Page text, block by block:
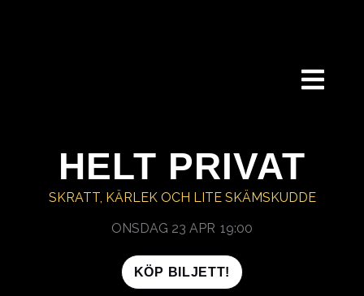
HELT PRIVAT
SKRATT, KÄRLEK OCH LITE SKÄMSKUDDE
ONSDAG 23 APR 19:00
KÖP BILJETT!